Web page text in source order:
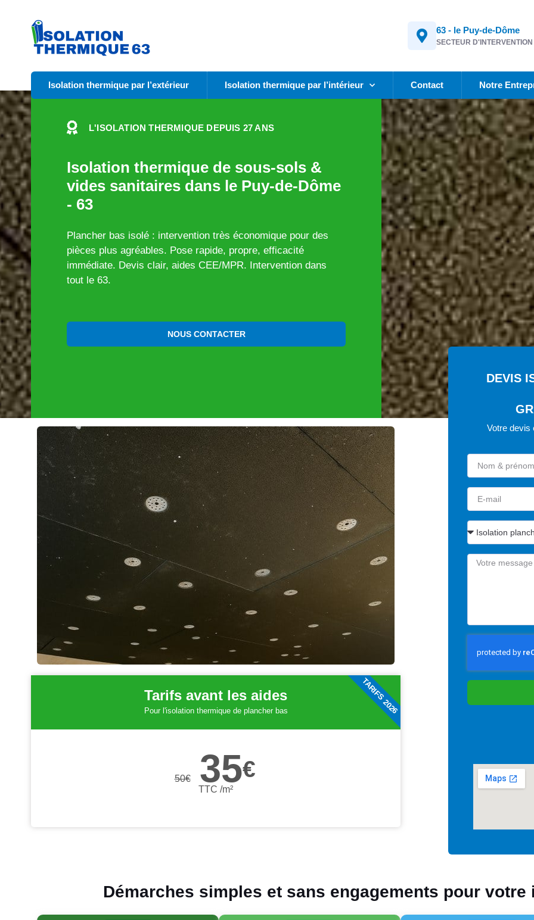
63 - le Puy-de-Dôme
SECTEUR D'INTERVENTION
Isolation thermique par l’extérieur Isolation thermique par l’intérieur Contact Notre
L'ISOLATION THERMIQUE DEPUIS 27 ANS
Isolation thermique de sous-sols &
vides sanitaires dans le Puy-de-Dôme
- 63
Plancher bas isolé : intervention très économique pour des
pièces plus agréables. Pose rapide, propre, efficacité
immédiate. Devis clair, aides CEE/MPR. Intervention dans
tout le 63.
NOUS CONTACTER
Tarifs avant les aides
Pour l'isolation thermique de plancher bas
50€ 35€
TTC /m²
TARIFS 2026
DEVIS
Votre devis
Démarches simples et sans engagements pour